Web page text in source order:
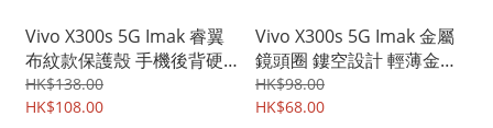
Vivo X300s 5G Imak 睿翼
布紋款保護殼 手機後背硬
殼Case Shell 9992A
HK$138.00
HK$108.00
Vivo X300s 5G Imak 金屬
鏡頭圈 鏤空設計 輕薄金屬
材質 相機邊框蓋 9991A
HK$98.00
HK$68.00